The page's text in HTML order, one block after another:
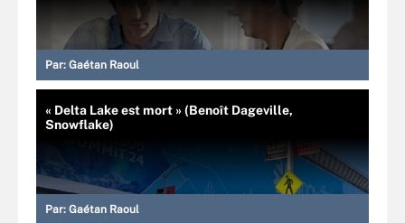
Par: Gaétan Raoul
« Delta Lake est mort » (Benoît Dageville,
Snowflake)
Par: Gaétan Raoul